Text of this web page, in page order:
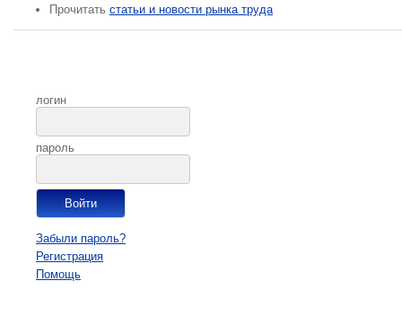
Прочитать статьи и новости рынка труда
логин
пароль
Забыли пароль?
Регистрация
Помощь